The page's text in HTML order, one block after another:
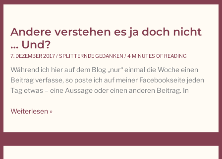
Andere verstehen es ja doch nicht
… Und?
7. DEZEMBER 2017/SPLITTERNDE GEDANKEN /4 MINUTES OF READING
Während ich hier auf dem Blog „nur“ einmal die Woche einen
Beitrag verfasse, so poste ich auf meiner Facebookseite jeden
Tag etwas – eine Aussage oder einen anderen Beitrag. In
Andere
verstehen
es
ja
doch
nicht
…
Weiterlesen »